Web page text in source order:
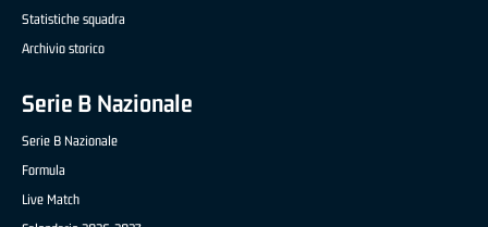
Statistiche squadra
Archivio storico
Serie B Nazionale
Serie B Nazionale
Formula
Live Match